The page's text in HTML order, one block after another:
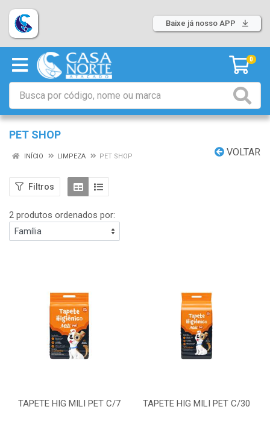
Baixe já nosso APP
0
PET SHOP
VOLTAR
INÍCIO LIMPEZA PET SHOP
Filtros
2 produtos ordenados por:
TAPETE HIG MILI PET C/7 TAPETE HIG MILI PET C/30